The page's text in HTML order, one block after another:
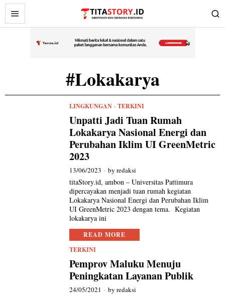
#Lokakarya
LINGKUNGAN · TERKINI
Unpatti Jadi Tuan Rumah
Lokakarya Nasional Energi dan
Perubahan Iklim UI GreenMetric
2023
13/06/2023 byredaksi
titaStory.id, ambon – Universitas Pattimura
dipercayakan menjadi tuan rumah kegiatan
Lokakarya Nasional Energi dan Perubahan Iklim
UI GreenMetric 2023 dengan tema. Kegiatan
lokakarya ini
READ MORE
TERKINI
Pemprov Maluku Menuju
Peningkatan Layanan Publik
24/05/2021 byredaksi